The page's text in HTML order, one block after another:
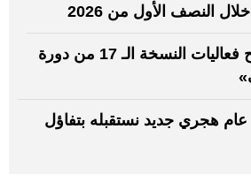
النصف الأول من 2026
شرطة دبي تفتتح فعاليات النسخة الـ 17 من دورة
هجري جديد نستقبله بتفاؤل